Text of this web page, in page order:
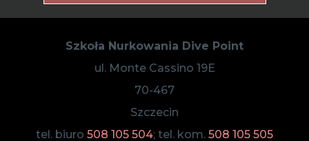
Szkoła Nurkowania Dive Point
ul. Monte Cassino 19E
70-467
Szczecin
tel. biuro 508 105 504; tel. kom. 508 105 505